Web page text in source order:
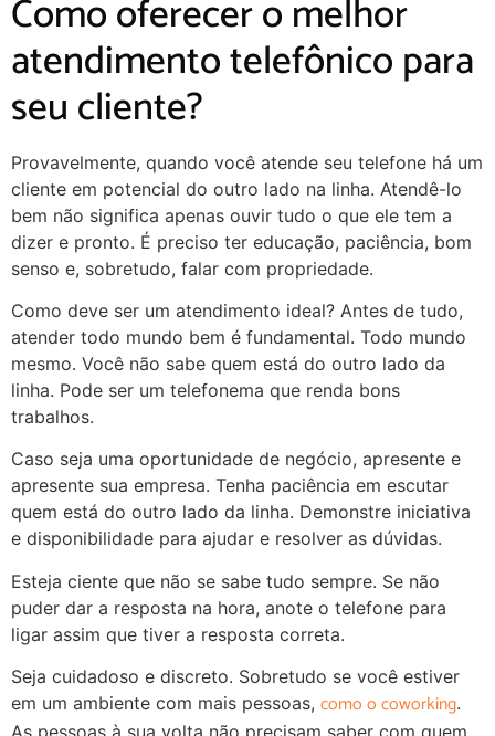
Como oferecer o melhor
atendimento telefônico para
seu cliente?
Provavelmente, quando você atende seu telefone há um
cliente em potencial do outro lado na linha. Atendê-lo
bem não significa apenas ouvir tudo o que ele tem a
dizer e pronto. É preciso ter educação, paciência, bom
senso e, sobretudo, falar com propriedade.
Como deve ser um atendimento ideal? Antes de tudo,
atender todo mundo bem é fundamental. Todo mundo
mesmo. Você não sabe quem está do outro lado da
linha. Pode ser um telefonema que renda bons
trabalhos.
Caso seja uma oportunidade de negócio, apresente e
apresente sua empresa. Tenha paciência em escutar
quem está do outro lado da linha. Demonstre iniciativa
e disponibilidade para ajudar e resolver as dúvidas.
Esteja ciente que não se sabe tudo sempre. Se não
puder dar a resposta na hora, anote o telefone para
ligar assim que tiver a resposta correta.
Seja cuidadoso e discreto. Sobretudo se você estiver
em um ambiente com mais pessoas, como o coworking.